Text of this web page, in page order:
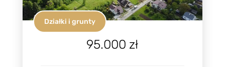
Działki i grunty
95.000 zł